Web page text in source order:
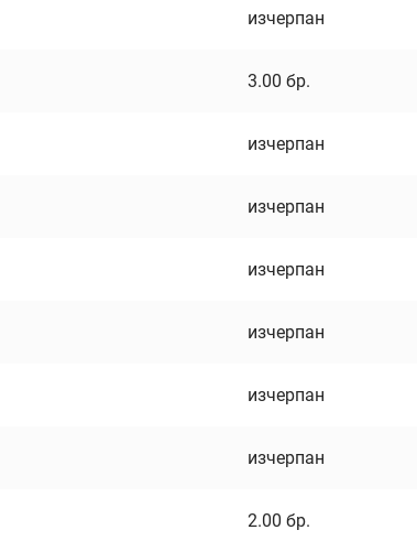
изчерпан
3.00 бр.
изчерпан
изчерпан
изчерпан
изчерпан
изчерпан
изчерпан
2.00 бр.